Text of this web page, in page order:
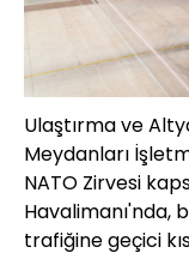
Ulaştırma ve
Meydanları
NATO Zirvesi
Havalimanı'nda,
trafiğine geçici